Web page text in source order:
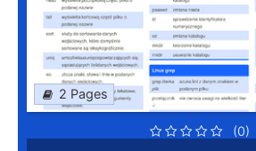
2 Pages
(0)